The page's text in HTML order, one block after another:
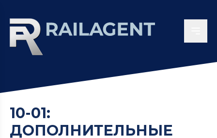
10-01:
ДОПОЛНИТЕЛЬНЫЕ